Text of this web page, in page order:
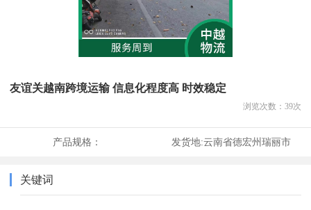
友谊关越南跨境运输 信息化程度高 时效稳定
浏览次数： 39次
产品规格： 发货地:云南省德宏州瑞丽市
关键词